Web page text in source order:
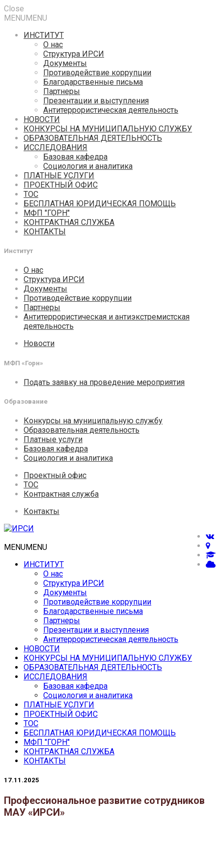
Close
MENUMENU
ИНСТИТУТ
О нас
Структура ИРСИ
Документы
Противодействие коррупции
Благодарственные письма
Партнеры
Презентации и выступления
Антитеррористическая деятельность
НОВОСТИ
КОНКУРСЫ НА МУНИЦИПАЛЬНУЮ СЛУЖБУ
ОБРАЗОВАТЕЛЬНАЯ ДЕЯТЕЛЬНОСТЬ
ИССЛЕДОВАНИЯ
Базовая кафедра
Социология и аналитика
ПЛАТНЫЕ УСЛУГИ
ПРОЕКТНЫЙ ОФИС
ТОС
БЕСПЛАТНАЯ ЮРИДИЧЕСКАЯ ПОМОЩЬ
МФП "ГОРН"
КОНТРАКТНАЯ СЛУЖБА
КОНТАКТЫ
Институт
О нас
Структура ИРСИ
Документы
Противодействие коррупции
Партнеры
Антитеррористическая и антиэкстремистская
деятельность
Новости
МФП «Горн»
Подать заявку на проведение мероприятия
Образование
Конкурсы на муниципальную службу
Образовательная деятельность
Платные услуги
Базовая кафедра
Социология и аналитика
Проектный офис
ТОС
Контрактная служба
Контакты
MENUMENU
ИНСТИТУТ
О нас
Структура ИРСИ
Документы
Противодействие коррупции
Благодарственные письма
Партнеры
Презентации и выступления
Антитеррористическая деятельность
НОВОСТИ
КОНКУРСЫ НА МУНИЦИПАЛЬНУЮ СЛУЖБУ
ОБРАЗОВАТЕЛЬНАЯ ДЕЯТЕЛЬНОСТЬ
ИССЛЕДОВАНИЯ
Базовая кафедра
Социология и аналитика
ПЛАТНЫЕ УСЛУГИ
ПРОЕКТНЫЙ ОФИС
ТОС
БЕСПЛАТНАЯ ЮРИДИЧЕСКАЯ ПОМОЩЬ
МФП "ГОРН"
КОНТРАКТНАЯ СЛУЖБА
КОНТАКТЫ
17.11.2025
Профессиональное развитие сотрудников
МАУ «ИРСИ»